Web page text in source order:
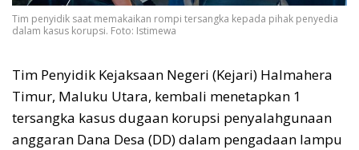
Tim penyidik saat memakaikan rompi tersangka kepada pihak penyedia
dalam kasus korupsi. Foto: Istimewa
Tim Penyidik Kejaksaan Negeri (Kejari) Halmahera
Timur, Maluku Utara, kembali menetapkan 1
tersangka kasus dugaan korupsi penyalahgunaan
anggaran Dana Desa (DD) dalam pengadaan lampu